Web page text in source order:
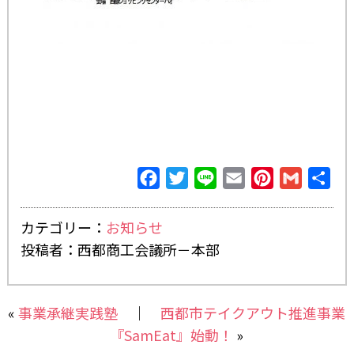
FacebookTwitterLine Email Pinterest
Gmail
カテゴリー： お知らせ
投稿者：西都商工会議所－本部
«事業承継実践塾 ｜ 西都市テイクアウト推進事業
『SamEat』始動！ »